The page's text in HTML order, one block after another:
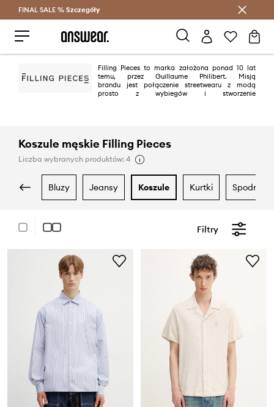
Oszczędzaj z Answear Club >
FINAL SALE % Szczegóły
Filling Pieces to marka założona ponad 10 lat
temu, przez Guillaume Philibert. Misją
brandu jest połączenie streetwearu z modą
prosto z wybiegów i stworzenie
Koszule męskie Filling Pieces
Liczba wybranych produktów: 4
bluzy jeansy koszule kurtki spodnie
Filtry